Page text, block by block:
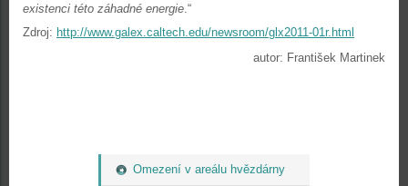
Omezení v areálu hvězdárny
existenci této záhadné energie.“
Zdroj: http://www.galex.caltech.edu/newsroom/glx2011-01r.html
autor: František Martinek